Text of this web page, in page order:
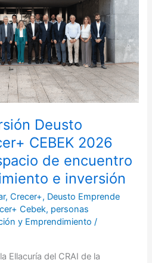
Deusto
CEBEK 2026
de encuentro
e inversión
,Crecer+, Deusto Emprende
Cebek, personas
y Emprendimiento/
Ellacuría del CRAI de la